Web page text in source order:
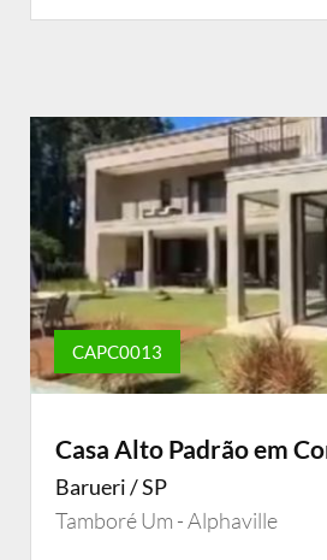
CAPC0013
Casa Alto Padrão em
Barueri / SP
Tamboré Um - Alphaville